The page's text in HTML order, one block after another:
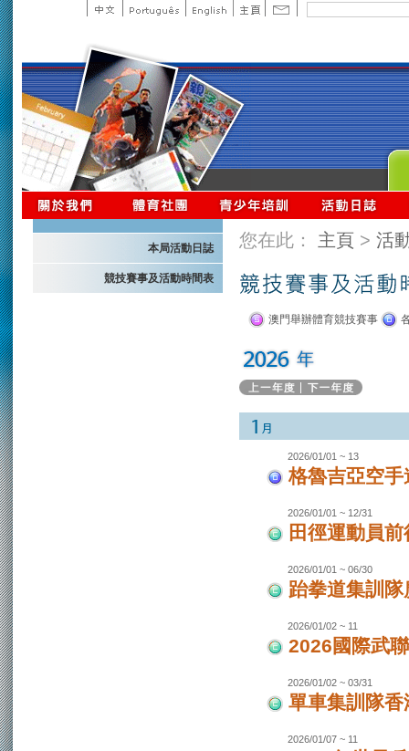
本局活動日誌
競技賽事及活動時間表
您在此： 主頁 > 活
澳門舉辦體育競技賽事
2026/01/01 ~ 13
格魯吉亞空
2026/01/01 ~ 12/31
田徑運動員
2026/01/01 ~ 06/30
跆拳道集訓
2026/01/02 ~ 11
2026國際武
2026/01/02 ~ 03/31
單車集訓隊
2026/01/07 ~ 11